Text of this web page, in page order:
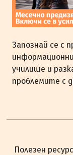
Запознай се с
училище и
проблемите с
Полезен